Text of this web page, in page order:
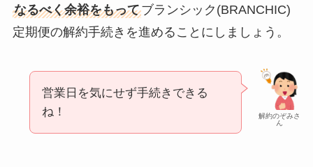
なるべく余裕をもってブランシック(BRANCHIC)
定期便の解約手続きを進めることにしましょう。
解約のぞみさ
ん
営業日を気にせず手続きできる
ね！